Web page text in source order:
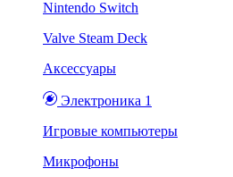
Nintendo Switch
Valve Steam Deck
Аксессуары
Электроника 1
Игровые компьютеры
Микрофоны